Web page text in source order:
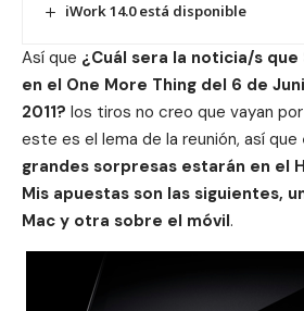
iWork 14.0 está disponible
Así que ¿Cuál sera la noticia/s
en el One More Thing del 6 de
2011? los tiros no creo que vayan
este es el lema de la reunión, así que
grandes sorpresas estarán en el
Mis apuestas son las siguientes,
Mac y otra sobre el móvil.